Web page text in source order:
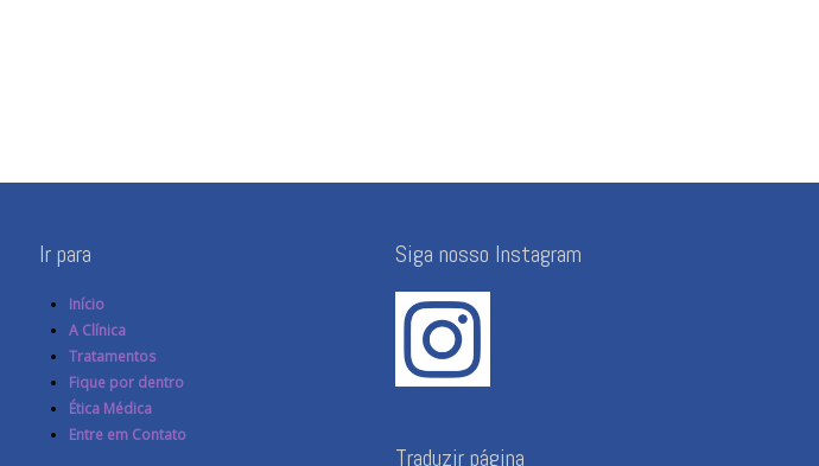
Ir para
Início
A Clínica
Tratamentos
Fique por dentro
Ética Médica
Entre em Contato
Siga nosso Instagram
Traduzir página